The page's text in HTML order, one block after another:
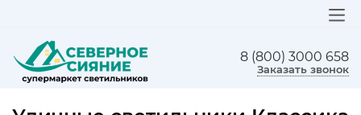
8 (800) 3000 658
Заказать звонок
ЛЮСТРЫ